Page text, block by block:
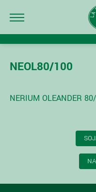
NEOL80/100
NERIUM OLEANDER